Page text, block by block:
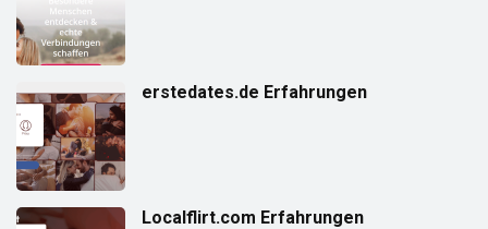
erstedates.de Erfahrungen
Localflirt.com Erfahrungen